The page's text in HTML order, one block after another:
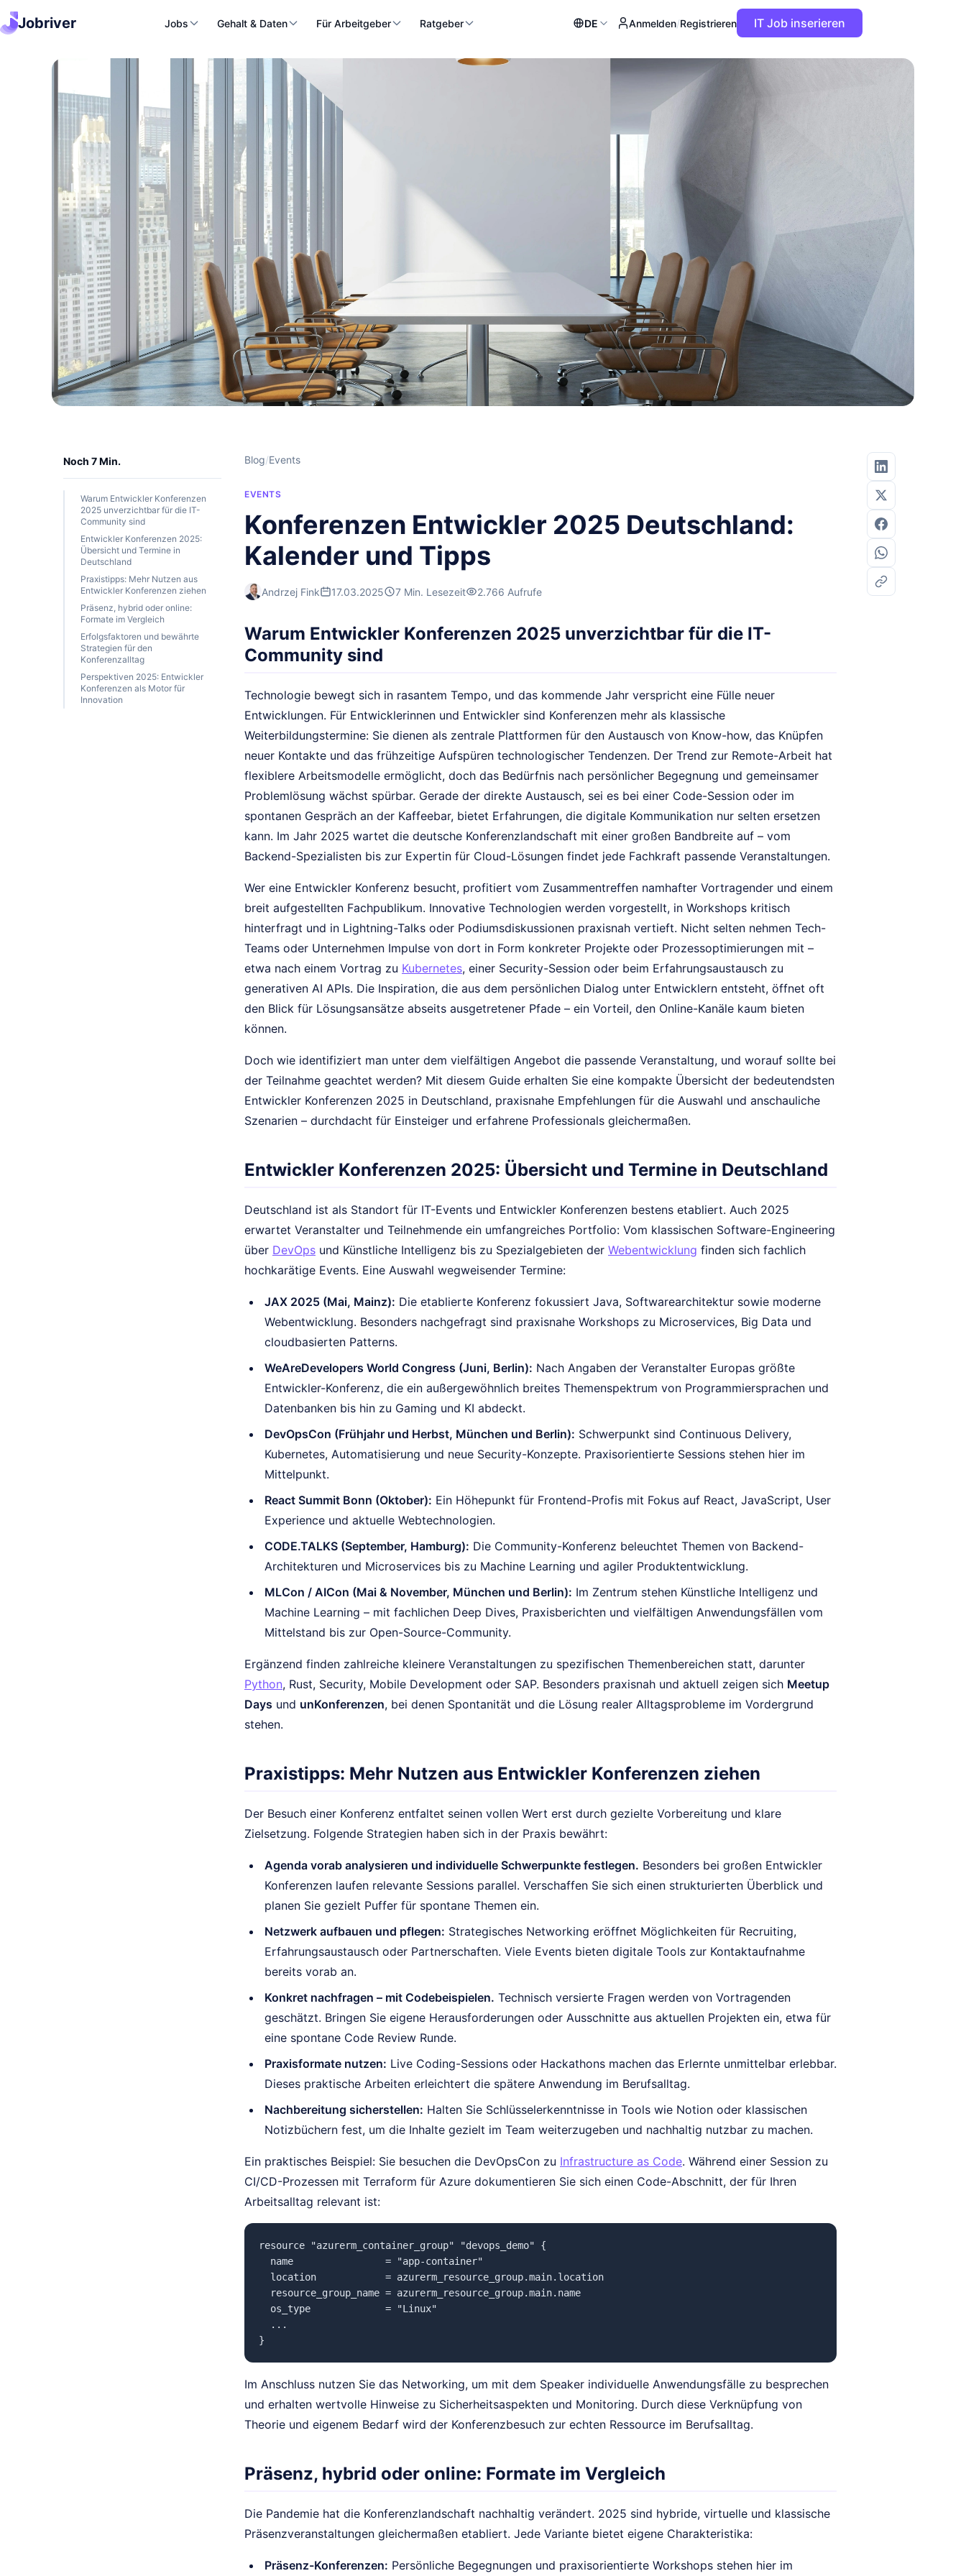
Jobriver Jobs Gehalt & Daten Für Arbeitgeber Ratgeber DE Anmelden/Registrieren IT Job inserieren
Noch 7 Min.
Warum Entwickler Konferenzen
2025 unverzichtbar für die IT-
Community sind
Entwickler Konferenzen 2025:
Übersicht und Termine in
Deutschland
Praxistipps: Mehr Nutzen aus
Entwickler Konferenzen ziehen
Präsenz, hybrid oder online:
Formate im Vergleich
Erfolgsfaktoren und bewährte
Strategien für den
Konferenzalltag
Perspektiven 2025: Entwickler
Konferenzen als Motor für
Innovation
Blog/Events
EVENTS
Konferenzen Entwickler 2025 Deutschland:
Kalender und Tipps
Andrzej Fink 17.03.2025 7 Min. Lesezeit 2.766 Aufrufe
Warum Entwickler Konferenzen 2025 unverzichtbar für die IT-
Community sind
Technologie bewegt sich in rasantem Tempo, und das kommende Jahr verspricht eine Fülle neuer
Entwicklungen. Für Entwicklerinnen und Entwickler sind Konferenzen mehr als klassische
Weiterbildungstermine: Sie dienen als zentrale Plattformen für den Austausch von Know-how, das Knüpfen
neuer Kontakte und das frühzeitige Aufspüren technologischer Tendenzen. Der Trend zur Remote-Arbeit hat
flexiblere Arbeitsmodelle ermöglicht, doch das Bedürfnis nach persönlicher Begegnung und gemeinsamer
Problemlösung wächst spürbar. Gerade der direkte Austausch, sei es bei einer Code-Session oder im
spontanen Gespräch an der Kaffeebar, bietet Erfahrungen, die digitale Kommunikation nur selten ersetzen
kann. Im Jahr 2025 wartet die deutsche Konferenzlandschaft mit einer großen Bandbreite auf – vom
Backend-Spezialisten bis zur Expertin für Cloud-Lösungen findet jede Fachkraft passende Veranstaltungen.
Wer eine Entwickler Konferenz besucht, profitiert vom Zusammentreffen namhafter Vortragender und einem
breit aufgestellten Fachpublikum. Innovative Technologien werden vorgestellt, in Workshops kritisch
hinterfragt und in Lightning-Talks oder Podiumsdiskussionen praxisnah vertieft. Nicht selten nehmen Tech-
Teams oder Unternehmen Impulse von dort in Form konkreter Projekte oder Prozessoptimierungen mit –
etwa nach einem Vortrag zu Kubernetes, einer Security-Session oder beim Erfahrungsaustausch zu
generativen AI APIs. Die Inspiration, die aus dem persönlichen Dialog unter Entwicklern entsteht, öffnet oft
den Blick für Lösungsansätze abseits ausgetretener Pfade – ein Vorteil, den Online-Kanäle kaum bieten
können.
Doch wie identifiziert man unter dem vielfältigen Angebot die passende Veranstaltung, und worauf sollte bei
der Teilnahme geachtet werden? Mit diesem Guide erhalten Sie eine kompakte Übersicht der bedeutendsten
Entwickler Konferenzen 2025 in Deutschland, praxisnahe Empfehlungen für die Auswahl und anschauliche
Szenarien – durchdacht für Einsteiger und erfahrene Professionals gleichermaßen.
Entwickler Konferenzen 2025: Übersicht und Termine in Deutschland
Deutschland ist als Standort für IT-Events und Entwickler Konferenzen bestens etabliert. Auch 2025
erwartet Veranstalter und Teilnehmende ein umfangreiches Portfolio: Vom klassischen Software-Engineering
über DevOps und Künstliche Intelligenz bis zu Spezialgebieten der Webentwicklung finden sich fachlich
hochkarätige Events. Eine Auswahl wegweisender Termine:
JAX 2025 (Mai, Mainz): Die etablierte Konferenz fokussiert Java, Softwarearchitektur sowie moderne
Webentwicklung. Besonders nachgefragt sind praxisnahe Workshops zu Microservices, Big Data und
cloudbasierten Patterns.
WeAreDevelopers World Congress (Juni, Berlin): Nach Angaben der Veranstalter Europas größte
Entwickler-Konferenz, die ein außergewöhnlich breites Themenspektrum von Programmiersprachen und
Datenbanken bis hin zu Gaming und KI abdeckt.
DevOpsCon (Frühjahr und Herbst, München und Berlin): Schwerpunkt sind Continuous Delivery,
Kubernetes, Automatisierung und neue Security-Konzepte. Praxisorientierte Sessions stehen hier im
Mittelpunkt.
React Summit Bonn (Oktober): Ein Höhepunkt für Frontend-Profis mit Fokus auf React, JavaScript, User
Experience und aktuelle Webtechnologien.
CODE.TALKS (September, Hamburg): Die Community-Konferenz beleuchtet Themen von Backend-
Architekturen und Microservices bis zu Machine Learning und agiler Produktentwicklung.
MLCon / AICon (Mai & November, München und Berlin): Im Zentrum stehen Künstliche Intelligenz und
Machine Learning – mit fachlichen Deep Dives, Praxisberichten und vielfältigen Anwendungsfällen vom
Mittelstand bis zur Open-Source-Community.
Ergänzend finden zahlreiche kleinere Veranstaltungen zu spezifischen Themenbereichen statt, darunter
Python, Rust, Security, Mobile Development oder SAP. Besonders praxisnah und aktuell zeigen sich Meetup
Days und unKonferenzen, bei denen Spontanität und die Lösung realer Alltagsprobleme im Vordergrund
stehen.
Praxistipps: Mehr Nutzen aus Entwickler Konferenzen ziehen
Der Besuch einer Konferenz entfaltet seinen vollen Wert erst durch gezielte Vorbereitung und klare
Zielsetzung. Folgende Strategien haben sich in der Praxis bewährt:
Agenda vorab analysieren und individuelle Schwerpunkte festlegen. Besonders bei großen Entwickler
Konferenzen laufen relevante Sessions parallel. Verschaffen Sie sich einen strukturierten Überblick und
planen Sie gezielt Puffer für spontane Themen ein.
Netzwerk aufbauen und pflegen: Strategisches Networking eröffnet Möglichkeiten für Recruiting,
Erfahrungsaustausch oder Partnerschaften. Viele Events bieten digitale Tools zur Kontaktaufnahme
bereits vorab an.
Konkret nachfragen – mit Codebeispielen. Technisch versierte Fragen werden von Vortragenden
geschätzt. Bringen Sie eigene Herausforderungen oder Ausschnitte aus aktuellen Projekten ein, etwa für
eine spontane Code Review Runde.
Praxisformate nutzen: Live Coding-Sessions oder Hackathons machen das Erlernte unmittelbar erlebbar.
Dieses praktische Arbeiten erleichtert die spätere Anwendung im Berufsalltag.
Nachbereitung sicherstellen: Halten Sie Schlüsselerkenntnisse in Tools wie Notion oder klassischen
Notizbüchern fest, um die Inhalte gezielt im Team weiterzugeben und nachhaltig nutzbar zu machen.
Ein praktisches Beispiel: Sie besuchen die DevOpsCon zu Infrastructure as Code. Während einer Session zu
CI/CD-Prozessen mit Terraform für Azure dokumentieren Sie sich einen Code-Abschnitt, der für Ihren
Arbeitsalltag relevant ist:
resource "azurerm_container_group" "devops_demo" {
  name                = "app-container"
  location            = azurerm_resource_group.main.location
  resource_group_name = azurerm_resource_group.main.name
  os_type             = "Linux"
  ...
}
Im Anschluss nutzen Sie das Networking, um mit dem Speaker individuelle Anwendungsfälle zu besprechen
und erhalten wertvolle Hinweise zu Sicherheitsaspekten und Monitoring. Durch diese Verknüpfung von
Theorie und eigenem Bedarf wird der Konferenzbesuch zur echten Ressource im Berufsalltag.
Präsenz, hybrid oder online: Formate im Vergleich
Die Pandemie hat die Konferenzlandschaft nachhaltig verändert. 2025 sind hybride, virtuelle und klassische
Präsenzveranstaltungen gleichermaßen etabliert. Jede Variante bietet eigene Charakteristika:
Präsenz-Konferenzen: Persönliche Begegnungen und praxisorientierte Workshops stehen hier im